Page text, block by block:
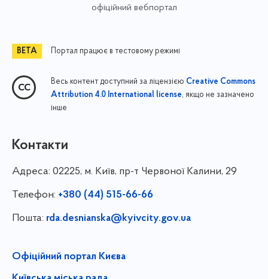
офіційний вебпортал
Портал працює в тестовому режимі
Весь контент доступний за ліцензією Creative Commons
Attribution 4.0 International license, якщо не зазначено
інше
Контакти
Адреса: 02225, м. Київ, пр-т Червоної Калини, 29
Телефон: +380 (44) 515-66-66
Пошта: rda.desnianska@kyivcity.gov.ua
Офіційний портал Києва